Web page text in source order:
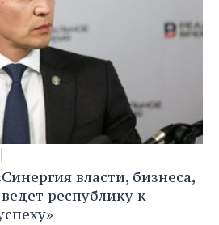
власти, бизнеса,
республику к